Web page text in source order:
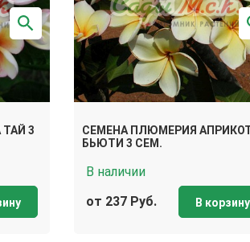
3
СЕМЕНА ПЛЮМЕРИЯ
БЬЮТИ 3 СЕМ.
В наличии
от 237 Руб.
В корзину